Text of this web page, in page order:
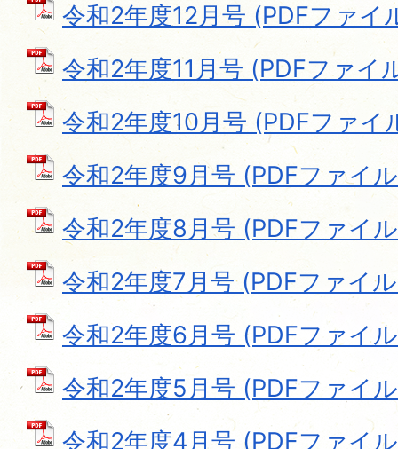
令和2年度12月号 (PDFファイ
令和2年度11月号 (PDFファイ
令和2年度10月号 (PDFファイ
令和2年度9月号 (PDFファイ
令和2年度8月号 (PDFファイ
令和2年度7月号 (PDFファイ
令和2年度6月号 (PDFファイ
令和2年度5月号 (PDFファイ
令和2年度4月号 (PDFファイ